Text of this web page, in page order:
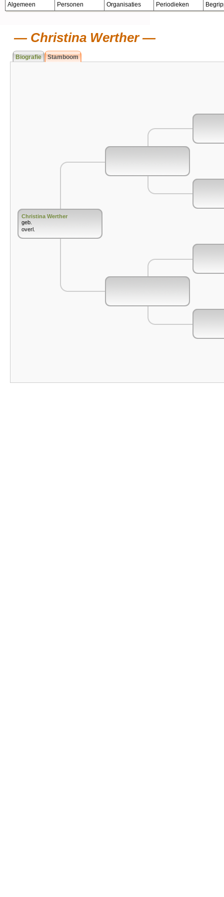
Algemeen Personen Organisaties Periodieken
Christina Werther
Biografie Stamboom
Christina Werther
geb.
overl.